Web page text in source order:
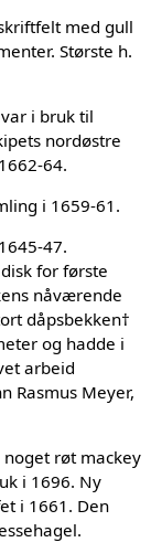
med gull
Største h.
i bruk til
nordøstre
64.
i 1659-61.
47.
for første
nåværende
dåpsbekken†
og hadde i
arbeid
Rasmus Meyer,
røt mackey
i 1696. Ny
i 1661. Den